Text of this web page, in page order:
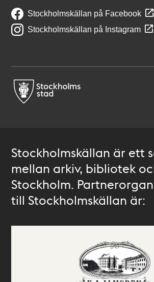
Stockholmskällan på Facebook
Stockholmskällan på Instagram
Stockholmskällan är ett
mellan arkiv, bibliotek
Stockholm.
till Stockholmskällan är: